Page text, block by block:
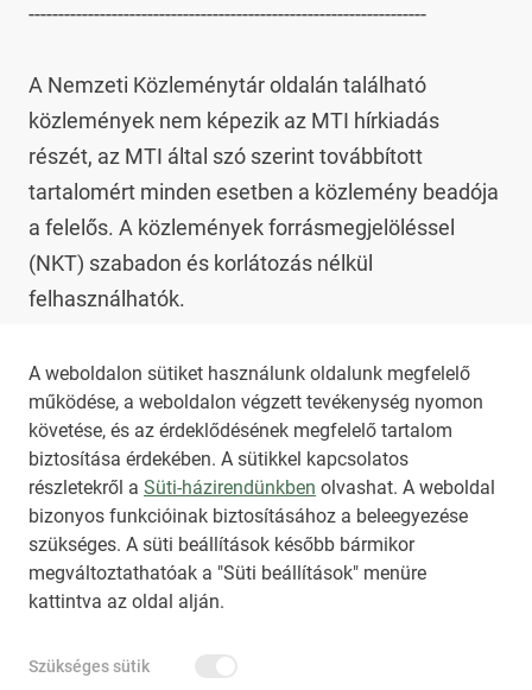
A weboldalon sütiket használunk oldalunk megfelelő
működése, a weboldalon végzett tevékenység nyomon
követése, és az érdeklődésének megfelelő tartalom
biztosítása érdekében. A sütikkel kapcsolatos
részletekről a Süti-házirendünkben olvashat. A weboldal
bizonyos funkcióinak biztosításához a beleegyezése
szükséges. A süti beállítások később bármikor
megváltoztathatóak a "Süti beállítások" menüre
kattintva az oldal alján.
Szükséges sütik
-------------------------------------------------------------------
A Nemzeti Közleménytár oldalán található
közlemények nem képezik az MTI hírkiadás
részét, az MTI által szó szerint továbbított
tartalomért minden esetben a közlemény beadója
a felelős. A közlemények forrásmegjelöléssel
(NKT) szabadon és korlátozás nélkül
felhasználhatók.
Az NKT szolgáltatással kapcsolatban további
információt az nkt@dunamsz.hu elektronikus
levelező címen kaphat.
HIRADO.HU MEDIAKLIKK.HU
M4SPORT.HU NEMZETISPORT.HU
NEMZETI KÖZLEMÉNYTÁR MEGRENDELÉS